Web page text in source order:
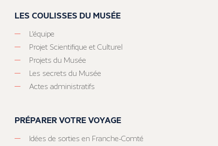
LES COULISSES DU MUSÉE
L’équipe
Projet Scientifique et Culturel
Projets du Musée
Les secrets du Musée
Actes administratifs
PRÉPARER VOTRE VOYAGE
Idées de sorties en Franche-Comté